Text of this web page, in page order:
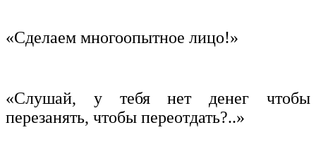
«Сделаем многоопытное лицо!»
«Слушай, у тебя нет денег чтобы
перезанять, чтобы переотдать?..»